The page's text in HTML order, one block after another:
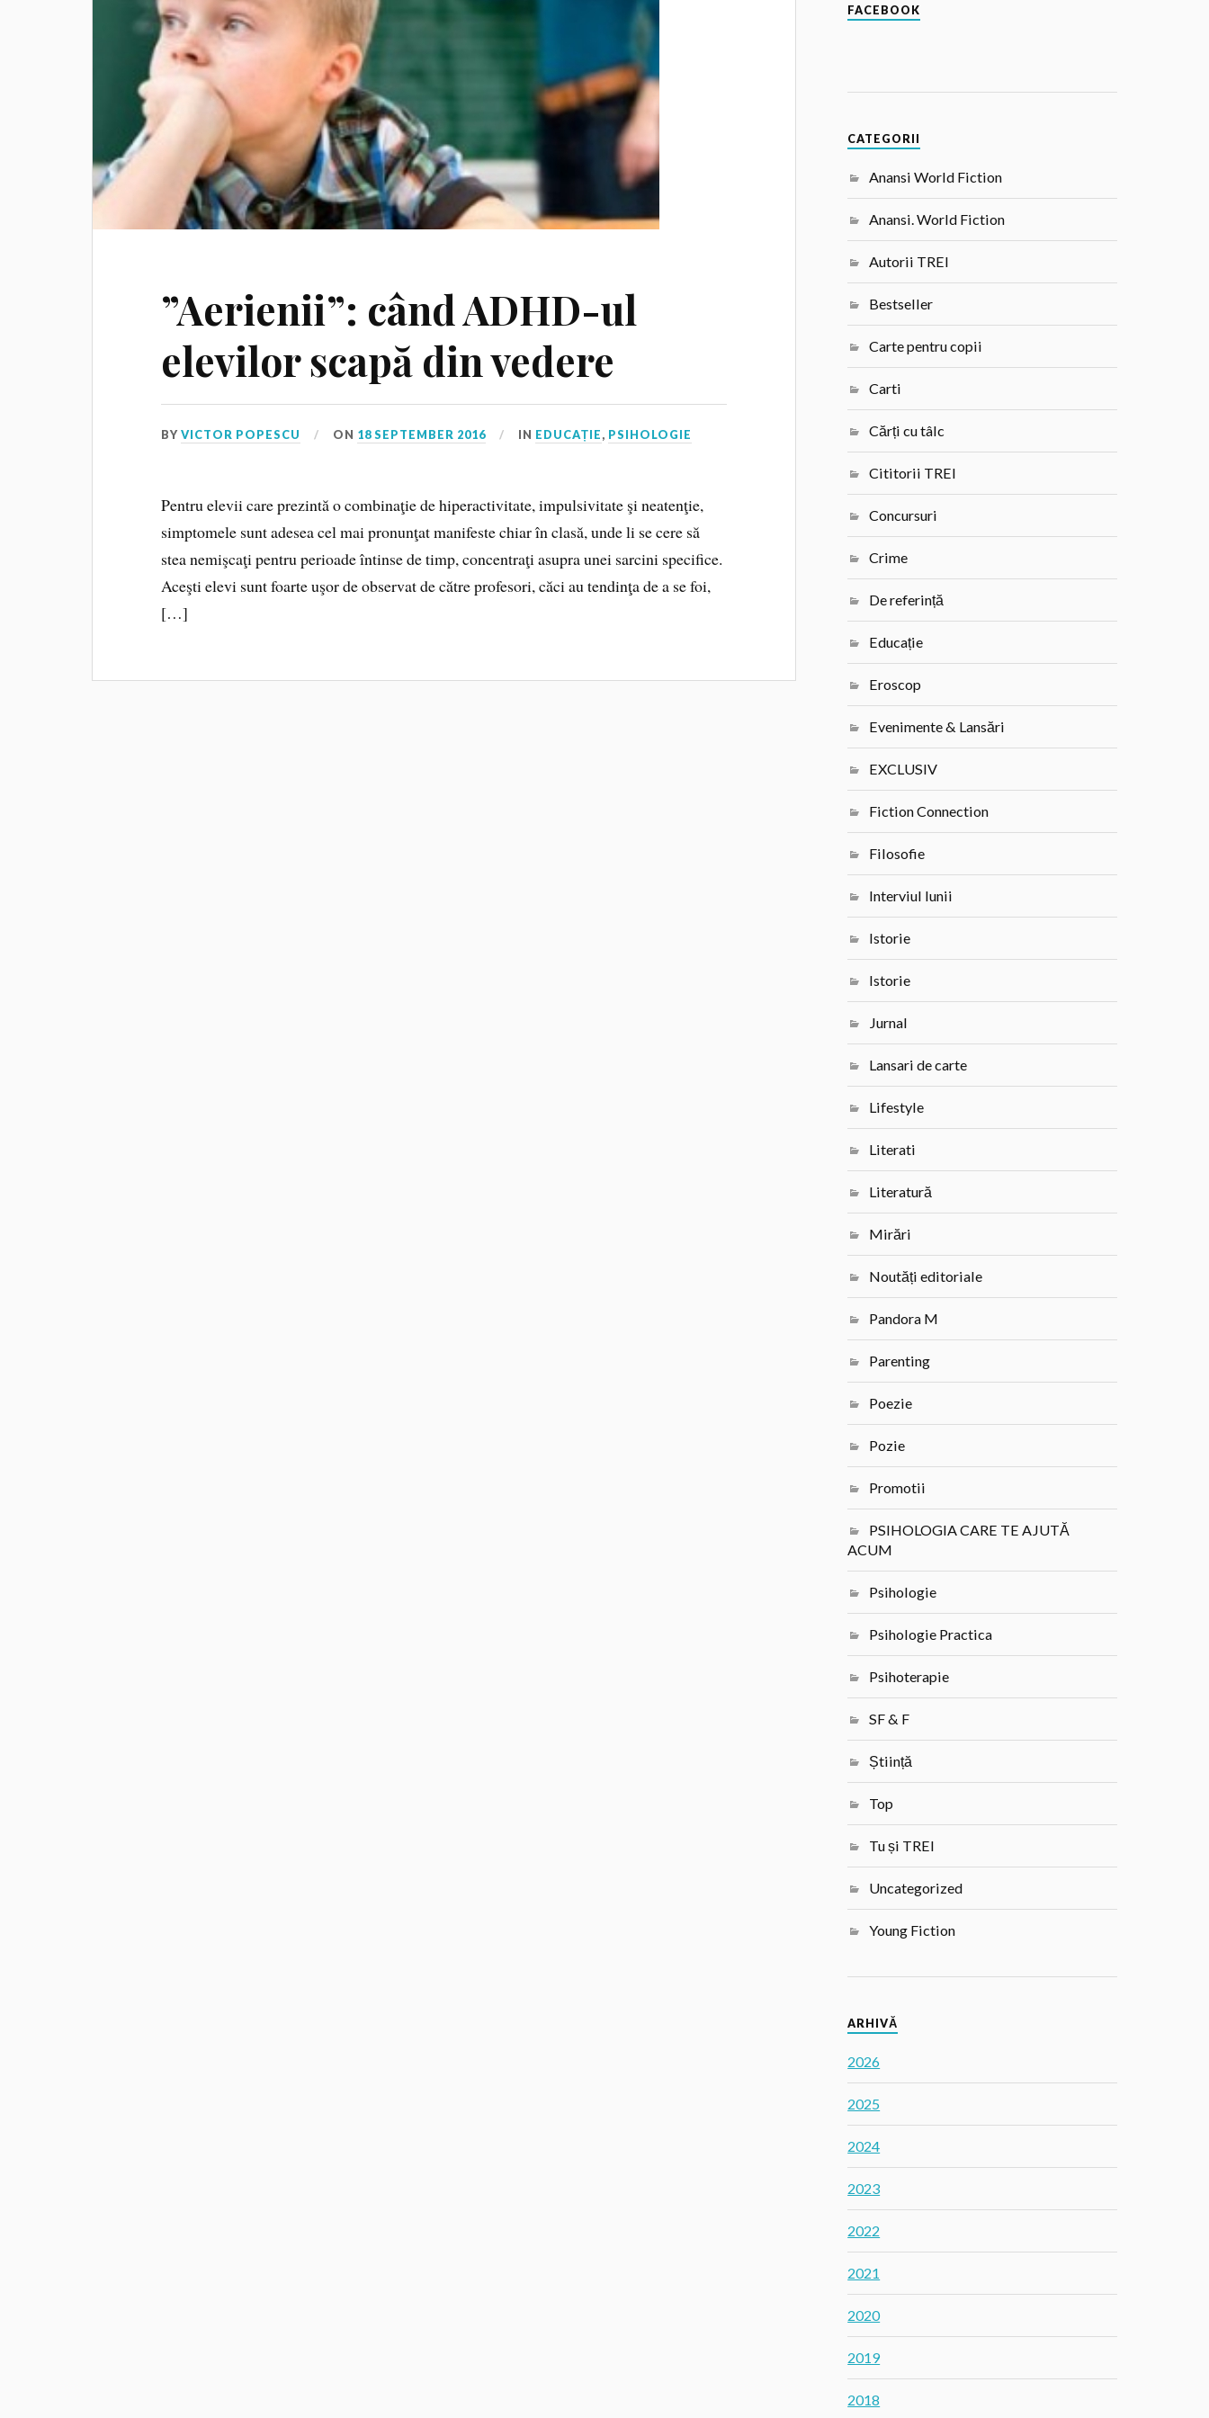
”Aerienii”: când ADHD-ul
elevilor scapă din vedere
BYVICTOR POPESCU ON 18 SEPTEMBER 2016 IN EDUCAȚIE, PSIHOLOGIE
Pentru elevii care prezintă o combinaţie de hiperactivitate, impulsivitate şi neatenţie,
simptomele sunt adesea cel mai pronunţat manifeste chiar în clasă, unde li se cere să
stea nemişcaţi pentru perioade întinse de timp, concentraţi asupra unei sarcini specifice.
Aceşti elevi sunt foarte uşor de observat de către profesori, căci au tendinţa de a se foi,
[…]
FACEBOOK
CATEGORII
Anansi World Fiction
Anansi. World Fiction
Autorii TREI
Bestseller
Carte pentru copii
Carti
Cărți cu tâlc
Cititorii TREI
Concursuri
Crime
De referință
Educație
Eroscop
Evenimente & Lansări
EXCLUSIV
Fiction Connection
Filosofie
Interviul lunii
Istorie
Istorie
Jurnal
Lansari de carte
Lifestyle
Literati
Literatură
Mirări
Noutăți editoriale
Pandora M
Parenting
Poezie
Pozie
Promotii
PSIHOLOGIA CARE TE AJUTĂ
ACUM
Psihologie
Psihologie Practica
Psihoterapie
SF & F
Știință
Top
Tu și TREI
Uncategorized
Young Fiction
ARHIVĂ
2026
2025
2024
2023
2022
2021
2020
2019
2018